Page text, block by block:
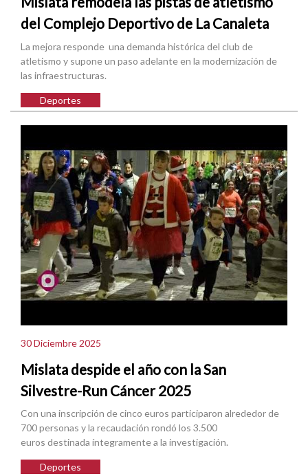
del Complejo Deportivo de La Canaleta
La mejora responde una demanda histórica del club de
atletismo y supone un paso adelante en la modernización de
las infraestructuras.
Deportes
30 Diciembre 2025
Mislata despide el año con la San
Silvestre-Run Cáncer 2025
Con una inscripción de cinco euros participaron alrededor de
700 personas y la recaudación rondó los 3.500
euros destinada íntegramente a la investigación.
Deportes